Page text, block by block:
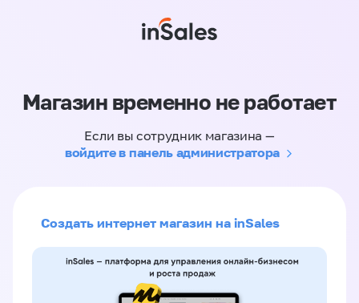
Магазин временно не работает
Если вы сотрудник магазина —
войдите в панель администратора
Создать интернет магазин на inSales